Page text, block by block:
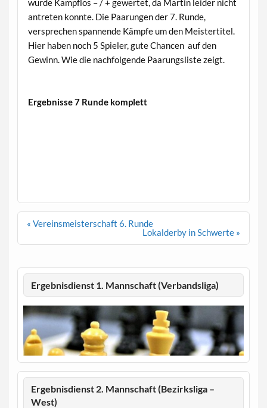
wurde Kampflos – / + gewertet, da Martin leider nicht
antreten konnte. Die Paarungen der 7. Runde,
versprechen spannende Kämpfe um den Meistertitel.
Hier haben noch 5 Spieler, gute Chancen auf den
Gewinn. Wie die nachfolgende Paarungsliste zeigt.
Ergebnisse 7 Runde komplett
Beitragsnavigation
« Vereinsmeisterschaft 6. Runde
Lokalderby in Schwerte »
Ergebnisdienst 1. Mannschaft (Verbandsliga)
Ergebnisdienst 2. Mannschaft (Bezirksliga –
West)